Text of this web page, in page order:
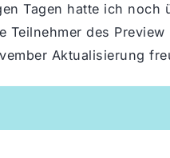
Tagen hatte ich noch
des Preview
Aktualisierung